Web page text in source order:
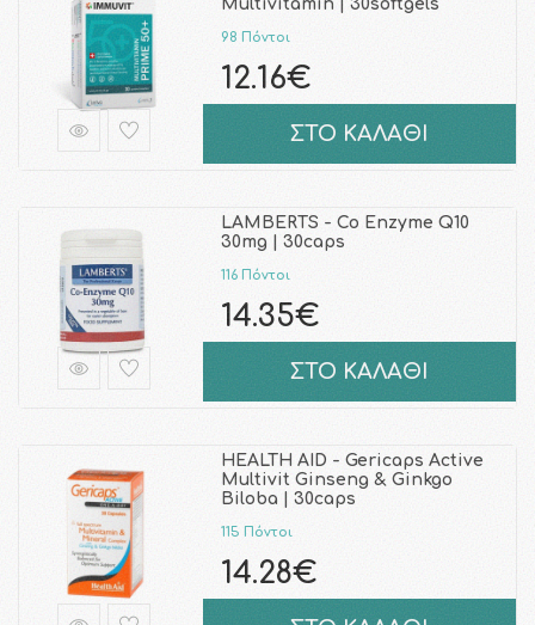
Multivitamin | 30softgels
98 Πόντοι
12.16€
ΣΤΟ ΚΑΛΑΘΙ
LAMBERTS - Co Enzyme Q10
30mg | 30caps
116 Πόντοι
14.35€
ΣΤΟ ΚΑΛΑΘΙ
HEALTH AID - Gericaps Active
Multivit Ginseng & Ginkgo
Biloba | 30caps
115 Πόντοι
14.28€